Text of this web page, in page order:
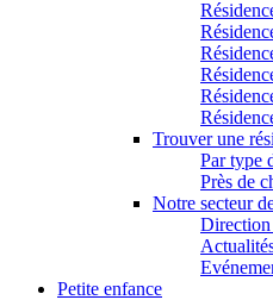
Trouver une
Par type
Près de
Notre secteur
Direction
Petite enfance